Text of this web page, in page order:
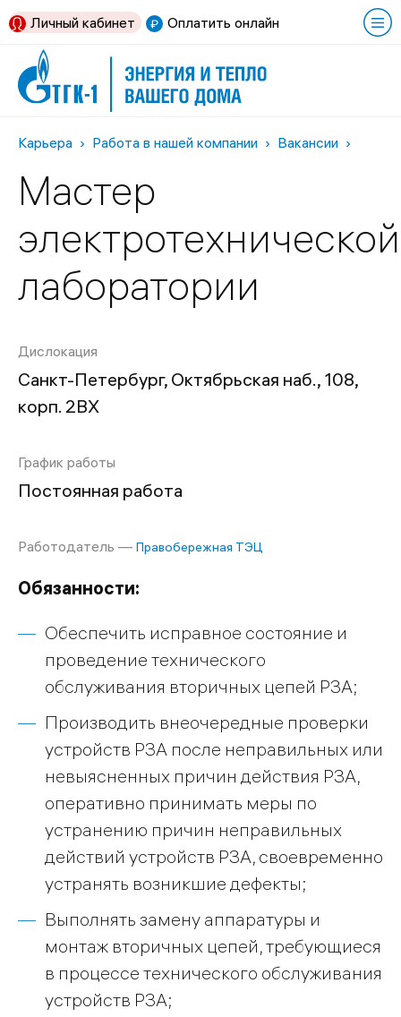
Оплатить онлайн
Личный кабинет
Карьера Работа в нашей компании Вакансии
Мастер
электротехнической
лаборатории
Дислокация
Санкт-Петербург, Октябрьская наб., 108,
корп. 2ВХ
График работы
Постоянная работа
Работодатель — Правобережная ТЭЦ
Обязанности:
Обеспечить исправное состояние и
проведение технического
обслуживания вторичных цепей РЗА;
Производить внеочередные проверки
устройств РЗА после неправильных или
невыясненных причин действия РЗА,
оперативно принимать меры по
устранению причин неправильных
действий устройств РЗА, своевременно
устранять возникшие дефекты;
Выполнять замену аппаратуры и
монтаж вторичных цепей, требующиеся
в процессе технического обслуживания
устройств РЗА;